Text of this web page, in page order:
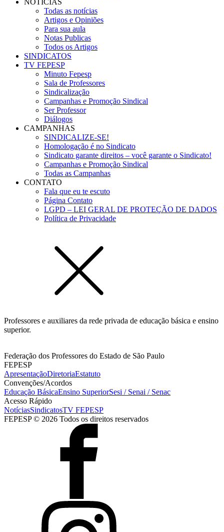
Todas as notícias
Artigos e Opiniões
Para sua aula
Notas Publicas
Todos os Artigos
SINDICATOS
TV FEPESP
Minuto Fepesp
Sala de Professores
Sindicalização
Campanhas e Promoção Sindical
Ser Professor
Diálogos
CAMPANHAS
SINDICALIZE-SE!
Homologação é no Sindicato
Sindicato garante direitos – você garante o Sindicato!
Campanhas e Promoção Sindical
Todas as Campanhas
CONTATO
Fala que eu te escuto
Página Contato
LGPD – LEI GERAL DE PROTEÇÃO DE DADOS
Política de Privacidade
Professores e auxiliares da rede privada de educação básica e ensino
superior.
Federação dos Professores do Estado de São Paulo
FEPESP
ApresentaçãoDiretoriaEstatuto
Convenções/Acordos
Educação BásicaEnsino SuperiorSesi / Senai / Senac
Acesso Rápido
NotíciasSindicatosTV FEPESP
FEPESP © 2026 Todos os direitos reservados